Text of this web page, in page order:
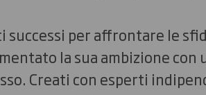
successi per affrontare le
la sua ambizione
Creati con esperti